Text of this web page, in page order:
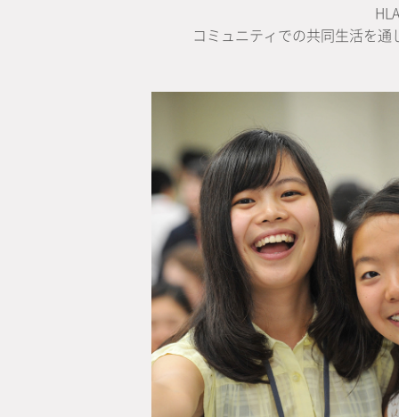
コミュニティでの共同生活を